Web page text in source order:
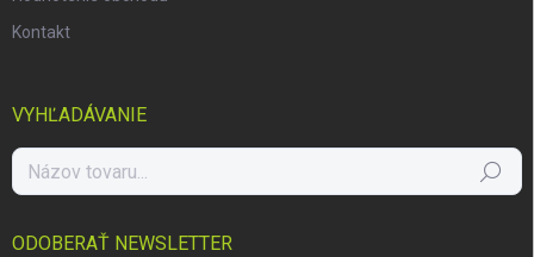
Kontakt
VYHĽADÁVANIE
Hľadať
ODOBERAŤ NEWSLETTER